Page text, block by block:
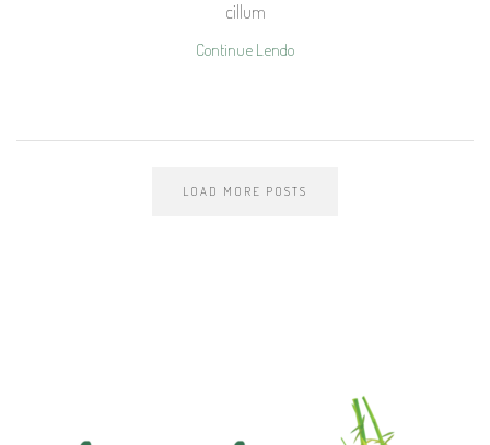
cillum
Continue Lendo
LOAD MORE POSTS